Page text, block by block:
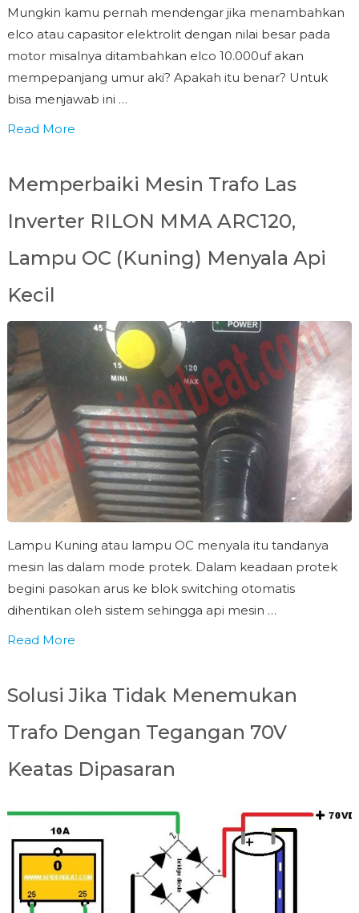
Mungkin kamu pernah mendengar jika menambahkan
elco atau capasitor elektrolit dengan nilai besar pada
motor misalnya ditambahkan elco 10.000uf akan
mempepanjang umur aki? Apakah itu benar? Untuk
bisa menjawab ini …
Read More
Memperbaiki Mesin Trafo Las
Inverter RILON MMA ARC120,
Lampu OC (kuning) Menyala Api
Kecil
Lampu Kuning atau lampu OC menyala itu tandanya
mesin las dalam mode protek. Dalam keadaan protek
begini pasokan arus ke blok switching otomatis
dihentikan oleh sistem sehingga api mesin …
Read More
Solusi Jika Tidak Menemukan
Trafo Dengan Tegangan 70V
Keatas Dipasaran